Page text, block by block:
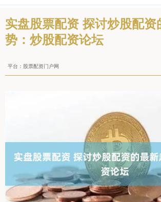
实盘股票配资 探讨炒股配资
势：炒股配资论坛
平台：股票配资门户网